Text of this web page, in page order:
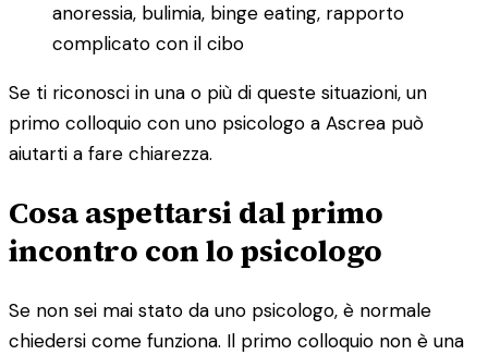
anoressia, bulimia, binge eating, rapporto
complicato con il cibo
Se ti riconosci in una o più di queste situazioni, un
primo colloquio con uno psicologo a Ascrea può
aiutarti a fare chiarezza.
Cosa aspettarsi dal primo
incontro con lo psicologo
Se non sei mai stato da uno psicologo, è normale
chiedersi come funziona. Il primo colloquio non è una